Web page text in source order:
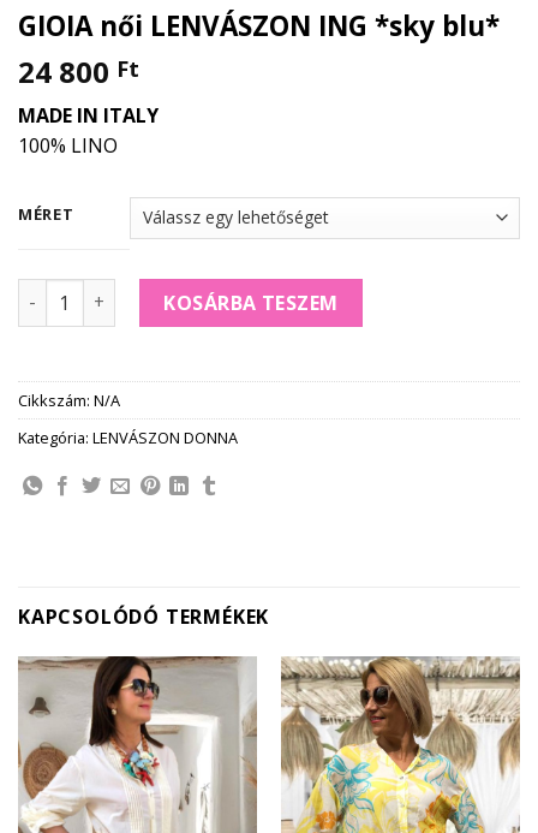
GIOIA női LENVÁSZON ING *sky blu*
24 800 Ft
MADE IN ITALY
100% LINO
MÉRET
GIOIA női LENVÁSZON ING *sky blu* mennyiség
KOSÁRBA TESZEM
Cikkszám: N/A
Kategória: LENVÁSZON DONNA
KAPCSOLÓDÓ TERMÉKEK